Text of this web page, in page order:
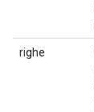
righe